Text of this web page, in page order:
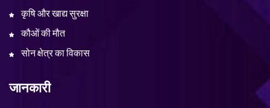
कृषि और खाद्य सुरक्षा
कौओं की मौत
सोन क्षेत्र का विकास
जानकारी